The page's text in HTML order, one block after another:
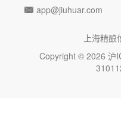
 app@jiuhuar.com
上海精
Copyright © 2026 沪